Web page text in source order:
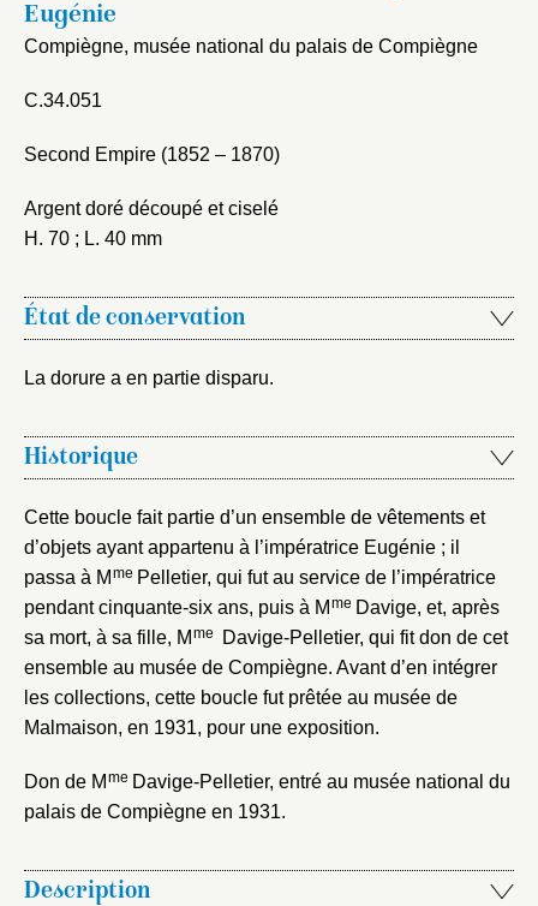
Eugénie
Compiègne, musée national du palais de Compiègne
C.34.051
Second Empire (1852 – 1870)
Argent doré découpé et ciselé
H. 70 ; L. 40 mm
État de conservation
La dorure a en partie disparu.
Historique
Cette boucle fait partie d’un ensemble de vêtements et
d’objets ayant appartenu à l’impératrice Eugénie ; il
passa à M me Pelletier, qui fut au service de l’impératrice
pendant cinquante-six ans, puis à M me Davige, et, après
sa mort, à sa fille, M me
Davige-Pelletier, qui fit don de cet
ensemble au musée de Compiègne. Avant d’en intégrer
les collections, cette boucle fut prêtée au musée de
Malmaison, en 1931, pour une exposition.
Don de M me Davige-Pelletier, entré au musée national du
palais de Compiègne en 1931.
Description
Choix du dossier où ajouter la
Nom du dossier
Valider
Nouveau dossier
Créer et ajouter
Courriel
Mot de passe
Envoyer
Vous n'êtes pas encore inscrit ? Créer un compte
Vous avez oublié votre mot de passe ?
Cliquez ici